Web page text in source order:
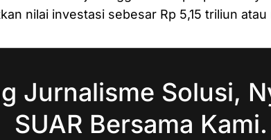
nilai investasi sebesar Rp 5,15 triliun
Jurnalisme Solusi,
SUAR Bersama Kami.